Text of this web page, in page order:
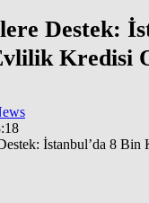
Destek:
Kredisi